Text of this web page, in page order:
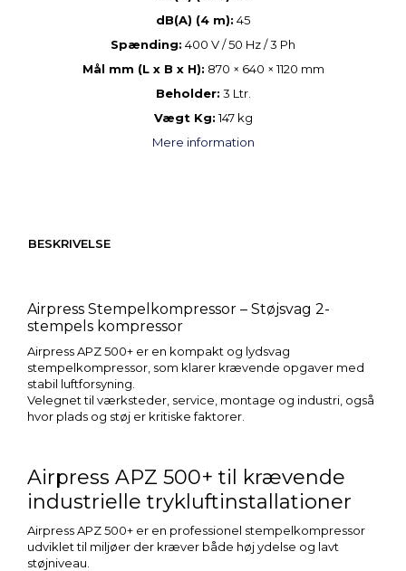
dB(A) (4 m): 45
Spænding: 400 V / 50 Hz / 3 Ph
Mål mm (L x B x H): 870 × 640 × 1120 mm
Beholder: 3 Ltr.
Vægt Kg:147 kg
Mere information
BESKRIVELSE
Airpress Stempelkompressor – Støjsvag 2-
stempels kompressor
Airpress APZ 500+ er en kompakt og lydsvag
stempelkompressor, som klarer krævende opgaver med
stabil luftforsyning.
Velegnet til værksteder, service, montage og industri, også
hvor plads og støj er kritiske faktorer.
Airpress APZ 500+ til krævende
industrielle trykluftinstallationer
Airpress APZ 500+ er en professionel stempelkompressor
udviklet til miljøer der kræver både høj ydelse og lavt
støjniveau.